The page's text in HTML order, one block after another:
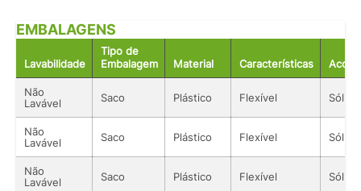
EMBALAGENS
Lavabilidade
Tipo de
Embalagem
Material Características
Não
Lavável
Saco Plástico Flexível Sólido
Não
Lavável
Saco Plástico Flexível Sólido
Não
Lavável
Saco Plástico Flexível Sólido